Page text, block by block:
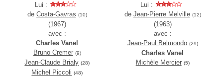
Lui :
de Costa-Gavras (10)
(1967)
avec :
Charles Vanel
Bruno Cremer (9)
Jean-Claude Brialy (28)
Michel Piccoli (48)
Lui :
de Jean-Pierre Melville (12)
(1963)
avec :
Jean-Paul Belmondo (29)
Charles Vanel
Michèle Mercier (5)